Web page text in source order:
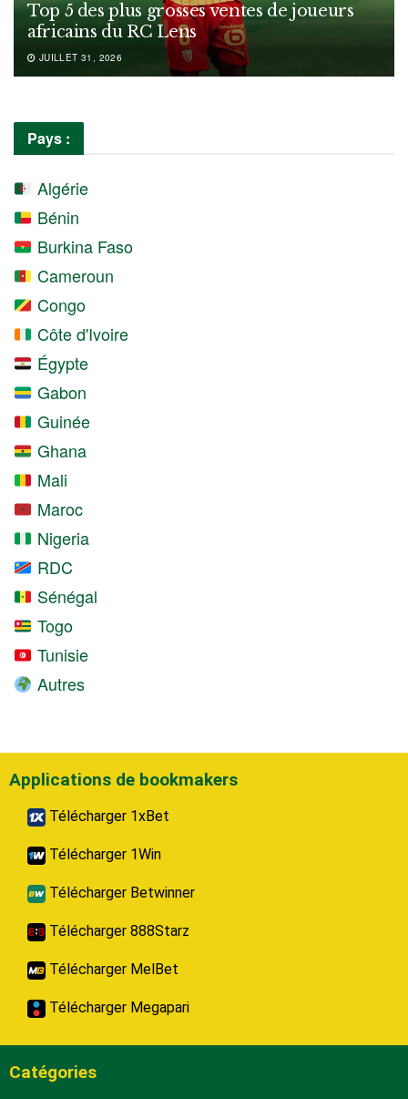
Top 5 des plus grosses ventes de joueurs
africains du RC Lens
JUILLET 31, 2026
Pays :
Algérie
Bénin
Burkina Faso
Cameroun
Congo
Côte d'Ivoire
Égypte
Gabon
Guinée
Ghana
Mali
Maroc
Nigeria
RDC
Sénégal
Togo
Tunisie
Autres
Applications de bookmakers
Télécharger 1xBet
Télécharger 1Win
Télécharger Betwinner
Télécharger 888Starz
Télécharger MelBet
Télécharger Megapari
Catégories